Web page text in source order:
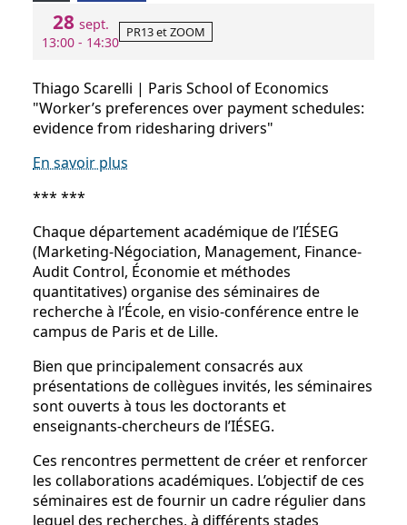
28 sept.
13:00 - 14:30
PR13 et ZOOM
Thiago Scarelli | Paris School of Economics
"Worker’s preferences over payment schedules:
evidence from ridesharing drivers"
En savoir plus
*** ***
Chaque département académique de l’IÉSEG
(Marketing-Négociation, Management, Finance-
Audit Control, Économie et méthodes
quantitatives) organise des séminaires de
recherche à l’École, en visio-conférence entre le
campus de Paris et de Lille.
Bien que principalement consacrés aux
présentations de collègues invités, les séminaires
sont ouverts à tous les doctorants et
enseignants-chercheurs de l’IÉSEG.
Ces rencontres permettent de créer et renforcer
les collaborations académiques. L’objectif de ces
séminaires est de fournir un cadre régulier dans
lequel des recherches, à différents stades